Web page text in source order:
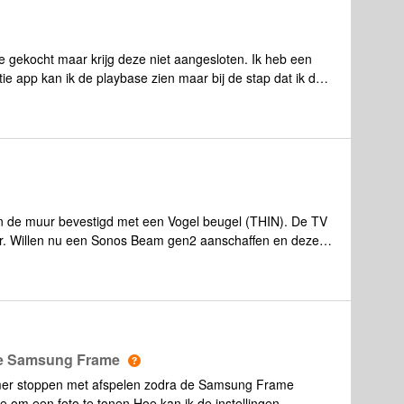
gekocht maar krijg deze niet aangesloten. Ik heb een
app kan ik de playbase zien maar bij de stap dat ik de
indrukken kan ik niet verder. Lampje knippert dan eerst
al 2x geprobeerd. Geen succes. Heeft iemand nog
muur bevestigd met een Vogel beugel (THIN). De TV
Willen nu een Sonos Beam gen2 aanschaffen en deze
de BEAM ‘mee draait’ met de TV. Iemand een idee
Zwaan
Frame
stoppen met afspelen zodra de Samsung Frame